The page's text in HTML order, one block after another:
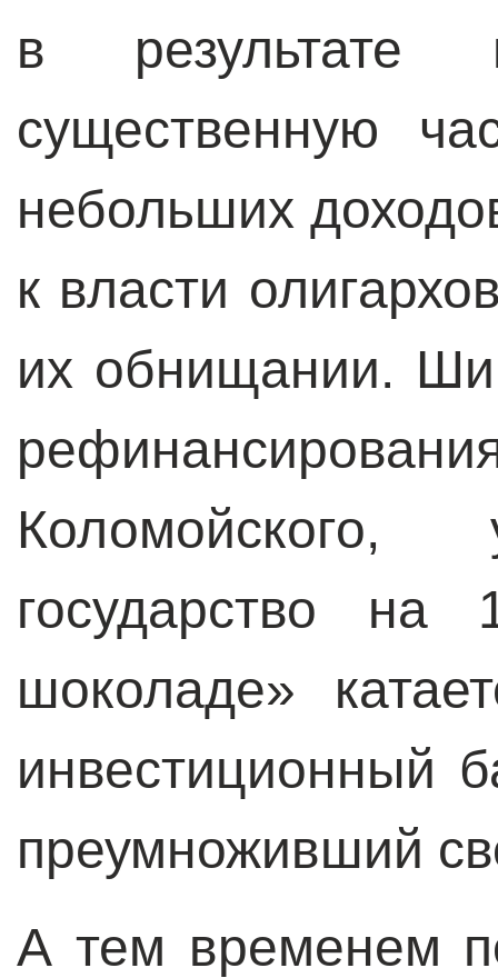
в результате
существенную
небольших
к власти
их обнищании.
Коломойского,
государство
шоколаде»
инвестиционный
преумноживший
А тем временем